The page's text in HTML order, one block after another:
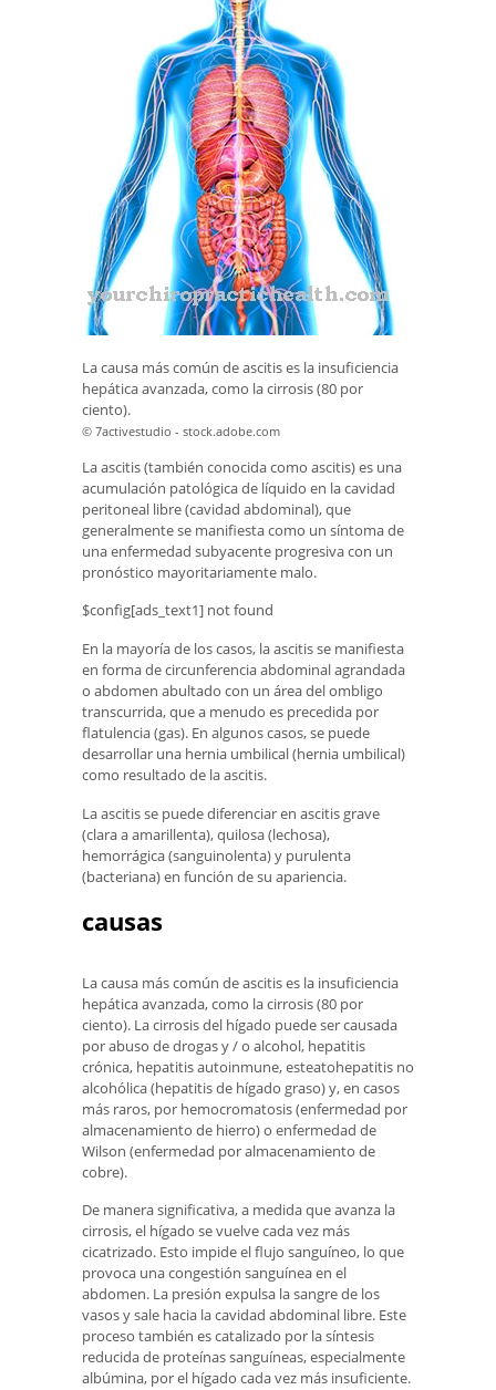
La causa más común de ascitis es la insuficiencia
hepática avanzada, como la cirrosis (80 por
ciento).
© 7activestudio - stock.adobe.com
La ascitis (también conocida como ascitis) es una
acumulación patológica de líquido en la cavidad
peritoneal libre (cavidad abdominal), que
generalmente se manifiesta como un síntoma de
una enfermedad subyacente progresiva con un
pronóstico mayoritariamente malo.
$config[ads_text1] not found
En la mayoría de los casos, la ascitis se manifiesta
en forma de circunferencia abdominal agrandada
o abdomen abultado con un área del ombligo
transcurrida, que a menudo es precedida por
flatulencia (gas). En algunos casos, se puede
desarrollar una hernia umbilical (hernia umbilical)
como resultado de la ascitis.
La ascitis se puede diferenciar en ascitis grave
(clara a amarillenta), quilosa (lechosa),
hemorrágica (sanguinolenta) y purulenta
(bacteriana) en función de su apariencia.
causas
La causa más común de ascitis es la insuficiencia
hepática avanzada, como la cirrosis (80 por
ciento). La cirrosis del hígado puede ser causada
por abuso de drogas y / o alcohol, hepatitis
crónica, hepatitis autoinmune, esteatohepatitis no
alcohólica (hepatitis de hígado graso) y, en casos
más raros, por hemocromatosis (enfermedad por
almacenamiento de hierro) o enfermedad de
Wilson (enfermedad por almacenamiento de
cobre).
De manera significativa, a medida que avanza la
cirrosis, el hígado se vuelve cada vez más
cicatrizado. Esto impide el flujo sanguíneo, lo que
provoca una congestión sanguínea en el
abdomen. La presión expulsa la sangre de los
vasos y sale hacia la cavidad abdominal libre. Este
proceso también es catalizado por la síntesis
reducida de proteínas sanguíneas, especialmente
albúmina, por el hígado cada vez más insuficiente.